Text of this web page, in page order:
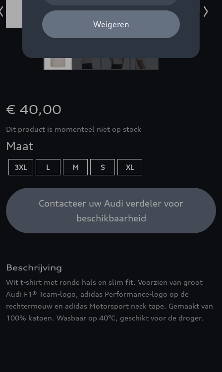
€ 40,00
Dit product is momenteel niet op stock
Maat
3XL L M S XL
Contacteer uw Audi verdeler voor
beschikbaarheid
Beschrijving
Wit t-shirt met ronde hals en slim fit. Voorzien van groot
Audi F1® Team-logo, adidas Performance-logo op de
rechtermouw en adidas Motorsport neck tape. Gemaakt van
100% katoen. Wasbaar op 40°C, geschikt voor de droger.